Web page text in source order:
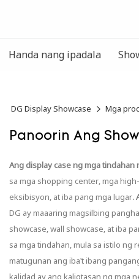
Handa nang ipadala
DG Display Showcase Mga
Panoorin Ang
Ang display case ng mga tindahan
sa mga shopping center, mga
eksibisyon, at iba pang mga lugar.
DG ay maaaring magsilbing
showcase, wall showcase, at iba
sa mga tindahan, mula sa istilo ng
matugunan ang iba't ibang
kalidad ay ang kaligtasan ng mga